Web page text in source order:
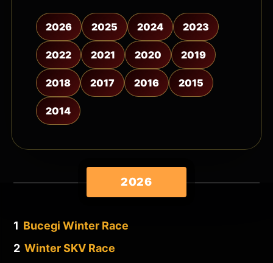
2026 2025 2024 2023
2022 2021 2020 2019
2018 2017 2016 2015
2014
2026
1 Bucegi Winter Race
2 Winter SKV Race